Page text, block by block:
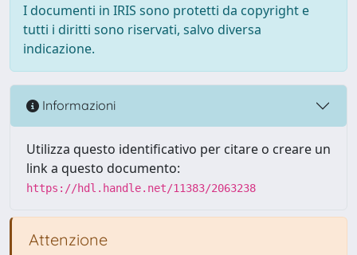
I documenti in IRIS sono protetti da copyright e
tutti i diritti sono riservati, salvo diversa
indicazione.
Informazioni
Utilizza questo identificativo per citare o creare un
link a questo documento:
https://hdl.handle.net/11383/2063238
Attenzione